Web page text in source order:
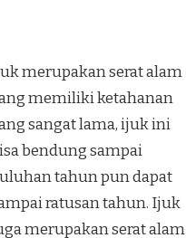
merupakan serat alam
memiliki ketahanan
sangat lama, ijuk ini
bendung sampai
tahun pun dapat
ratusan tahun. Ijuk
merupakan serat alam